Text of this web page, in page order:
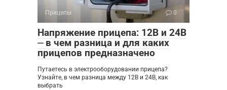
Прицепы 0
Напряжение прицепа: 12В и 24В
⏤ в чем разница и для каких
прицепов предназначено
Путаетесь в электрооборудовании прицепа?
Узнайте, в чем разница между 12В и 24В, как
выбрать